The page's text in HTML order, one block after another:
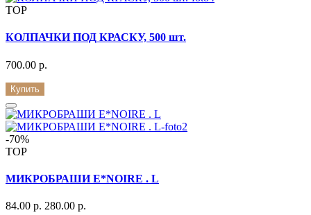
TOP
КОЛПАЧКИ ПОД КРАСКУ, 500 шт.
700.00 р.
Купить
-70%
TOP
МИКРОБРАШИ E*NOIRE . L
84.00 р. 280.00 р.